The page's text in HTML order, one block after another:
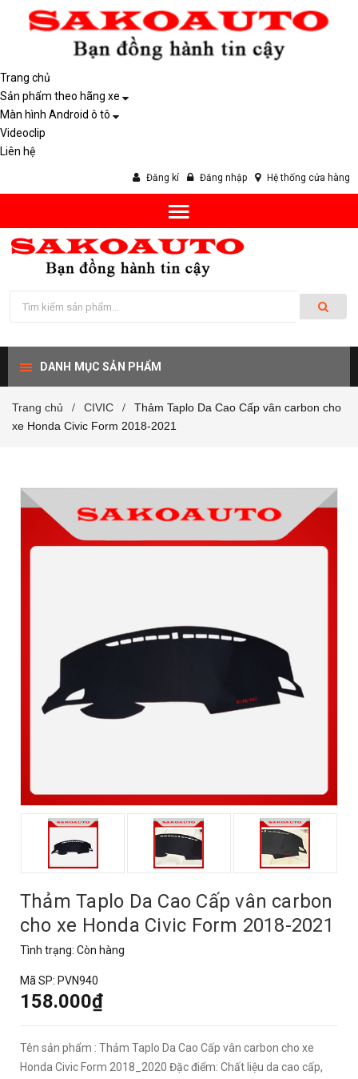
Trang chủ
Sản phẩm theo hãng xe
Màn hình Android ô tô
Videoclip
Liên hệ
Đăng kí Đăng nhập Hệ thống cửa hàng
DANH MỤC SẢN PHẨM
Trang chủ / CIVIC /
Thảm Taplo Da Cao Cấp vân carbon cho
xe Honda Civic Form 2018-2021
Thảm Taplo Da Cao Cấp vân carbon
cho xe Honda Civic Form 2018-2021
Tình trạng: Còn hàng
Mã SP: PVN940
158.000₫
Tên sản phẩm : Thảm Taplo Da Cao Cấp vân carbon cho xe
Honda Civic Form 2018_2020 Đặc điểm: Chất liệu da cao cấp,